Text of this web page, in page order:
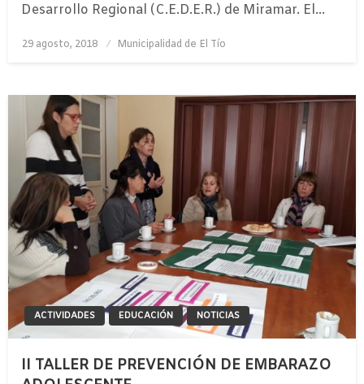
Desarrollo Regional (C.E.D.E.R.) de Miramar. El…
Publicado
29 agosto, 2018 Municipalidad de El Tío
ACTIVIDADES EDUCACIÓN NOTICIAS
II TALLER DE PREVENCIÓN DE EMBARAZO